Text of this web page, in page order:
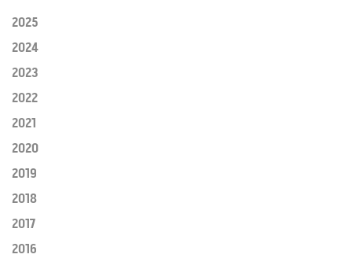
2025
2024
2023
2022
2021
2020
2019
2018
2017
2016